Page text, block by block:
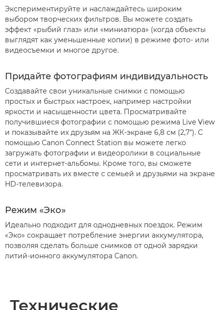
Экспериментируйте и наслаждайтесь широким
выбором творческих фильтров. Вы можете создать
эффект «рыбий глаз» или «миниатюра» (когда объекты
выглядят как уменьшенные копии) в режиме фото- или
видеосъемки и многое другое.
Придайте фотографиям индивидуальность
Создавайте свои уникальные снимки с помощью
простых и быстрых настроек, например настройки
яркости и насыщенности цвета. Просматривайте
получившиеся фотографии с помощью режима Live View
и показывайте их друзьям на ЖК-экране 6,8 см (2,7"). С
помощью Canon Connect Station вы можете легко
загружать фотографии и видеоролики в социальные
сети и интернет-альбомы. Кроме того, вы сможете
просматривать их вместе с семьей и друзьями на экране
HD-телевизора.
Режим «Эко»
Идеально подходит для однодневных поездок. Режим
«Эко» сокращает потребление энергии аккумулятора,
позволяя сделать больше снимков от одной зарядки
литий-ионного аккумулятора Canon.
Технические